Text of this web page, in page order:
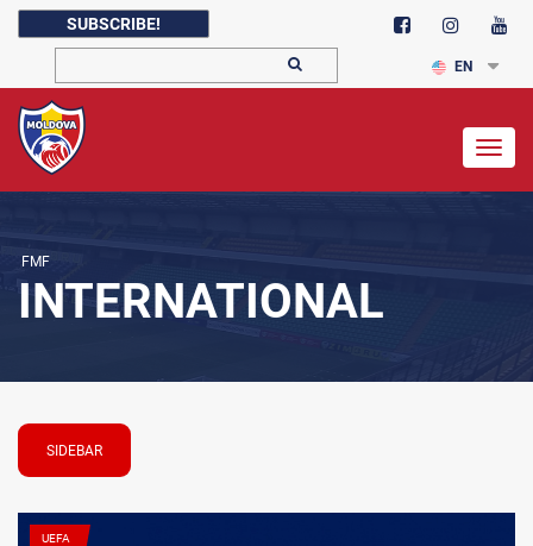
SUBSCRIBE!
EN
FMF
INTERNATIONAL
SIDEBAR
UEFA